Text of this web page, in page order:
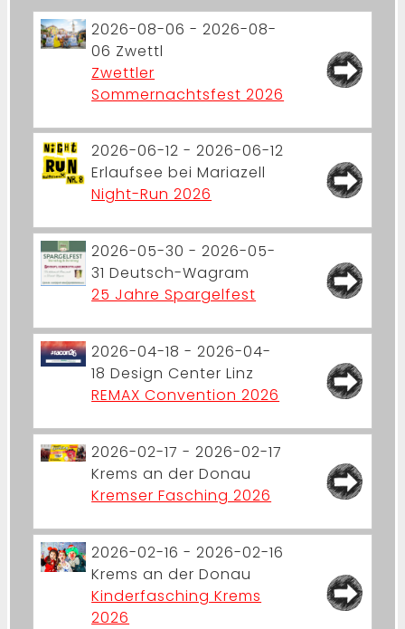
2026-08-06 - 2026-08-
06 Zwettl
Zwettler
Sommernachtsfest 2026
2026-06-12 - 2026-06-12
Erlaufsee bei Mariazell
Night-Run 2026
2026-05-30 - 2026-05-
31 Deutsch-Wagram
25 Jahre Spargelfest
2026-04-18 - 2026-04-
18 Design Center Linz
REMAX Convention 2026
2026-02-17 - 2026-02-17
Krems an der Donau
Kremser Fasching 2026
2026-02-16 - 2026-02-16
Krems an der Donau
Kinderfasching Krems
2026